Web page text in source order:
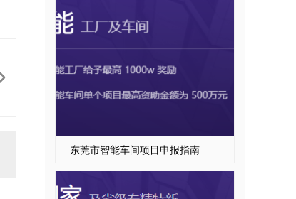
东莞市智能车间项目申报指南